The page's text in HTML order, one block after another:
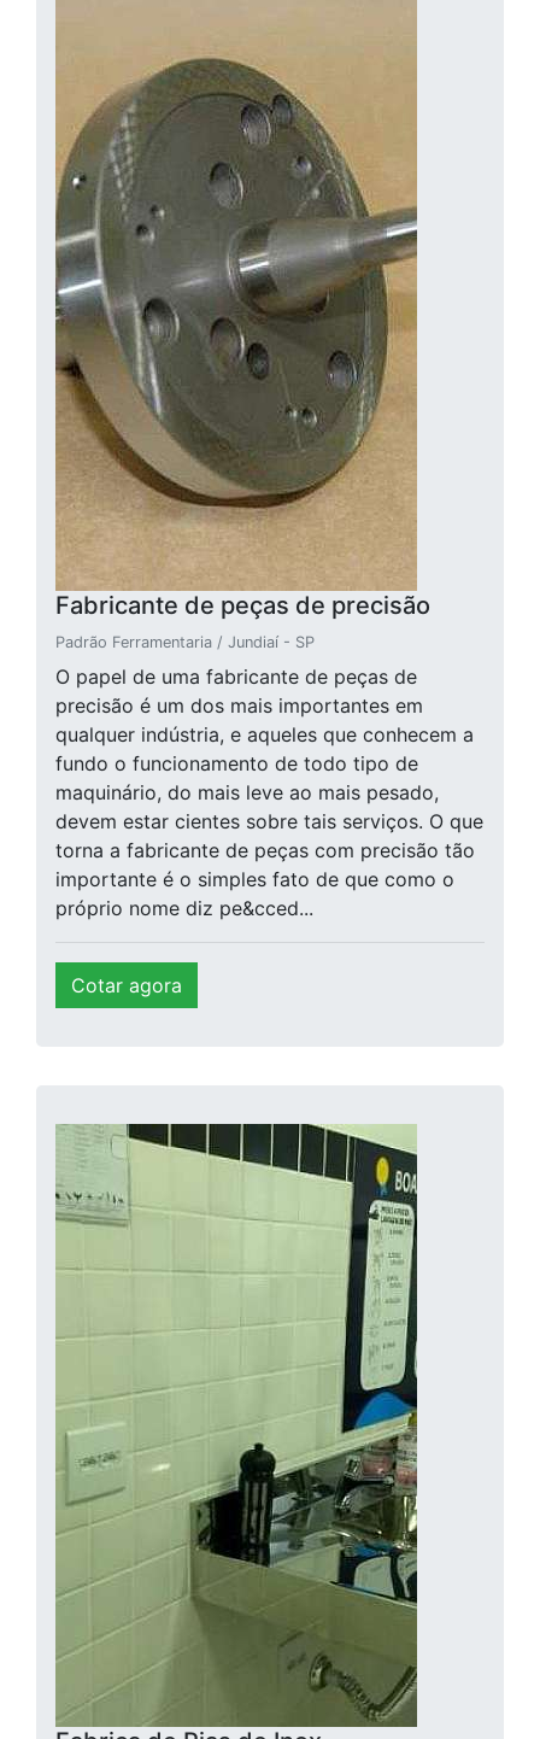
Fabricante de peças de precisão
Padrão Ferramentaria / Jundiaí - SP
O papel de uma fabricante de peças de
precisão é um dos mais importantes em
qualquer indústria, e aqueles que conhecem a
fundo o funcionamento de todo tipo de
maquinário, do mais leve ao mais pesado,
devem estar cientes sobre tais serviços. O que
torna a fabricante de peças com precisão tão
importante é o simples fato de que como o
próprio nome diz pe&cced...
Cotar agora